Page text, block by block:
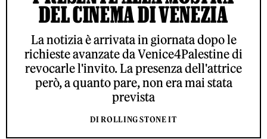
DEL CINEMA DI VENEZIA
La notizia è arrivata in giornata dopo le
richieste avanzate da Venice4Palestine di
revocarle l'invito. La presenza dell'attrice
però, a quanto pare, non era mai stata
prevista
DI ROLLING STONE IT